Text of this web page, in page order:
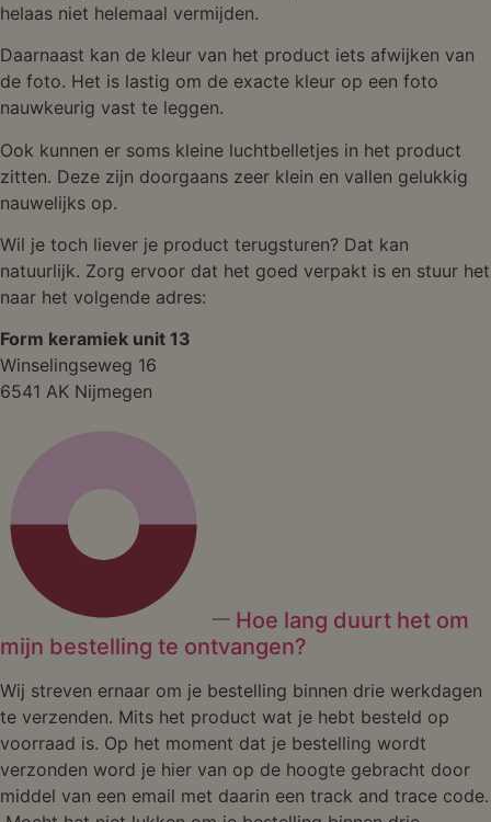
helaas niet helemaal vermijden.
Daarnaast kan de kleur van het product iets afwijken van
de foto. Het is lastig om de exacte kleur op een foto
nauwkeurig vast te leggen.
Ook kunnen er soms kleine luchtbelletjes in het product
zitten. Deze zijn doorgaans zeer klein en vallen gelukkig
nauwelijks op.
Wil je toch liever je product terugsturen? Dat kan
natuurlijk. Zorg ervoor dat het goed verpakt is en stuur het
naar het volgende adres:
Form keramiek unit 13
Winselingseweg 16
6541 AK Nijmegen
Hoe lang duurt het om
mijn bestelling te ontvangen?
Wij streven ernaar om je bestelling binnen drie werkdagen
te verzenden. Mits het product wat je hebt besteld op
voorraad is. Op het moment dat je bestelling wordt
verzonden word je hier van op de hoogte gebracht door
middel van een email met daarin een track and trace code.